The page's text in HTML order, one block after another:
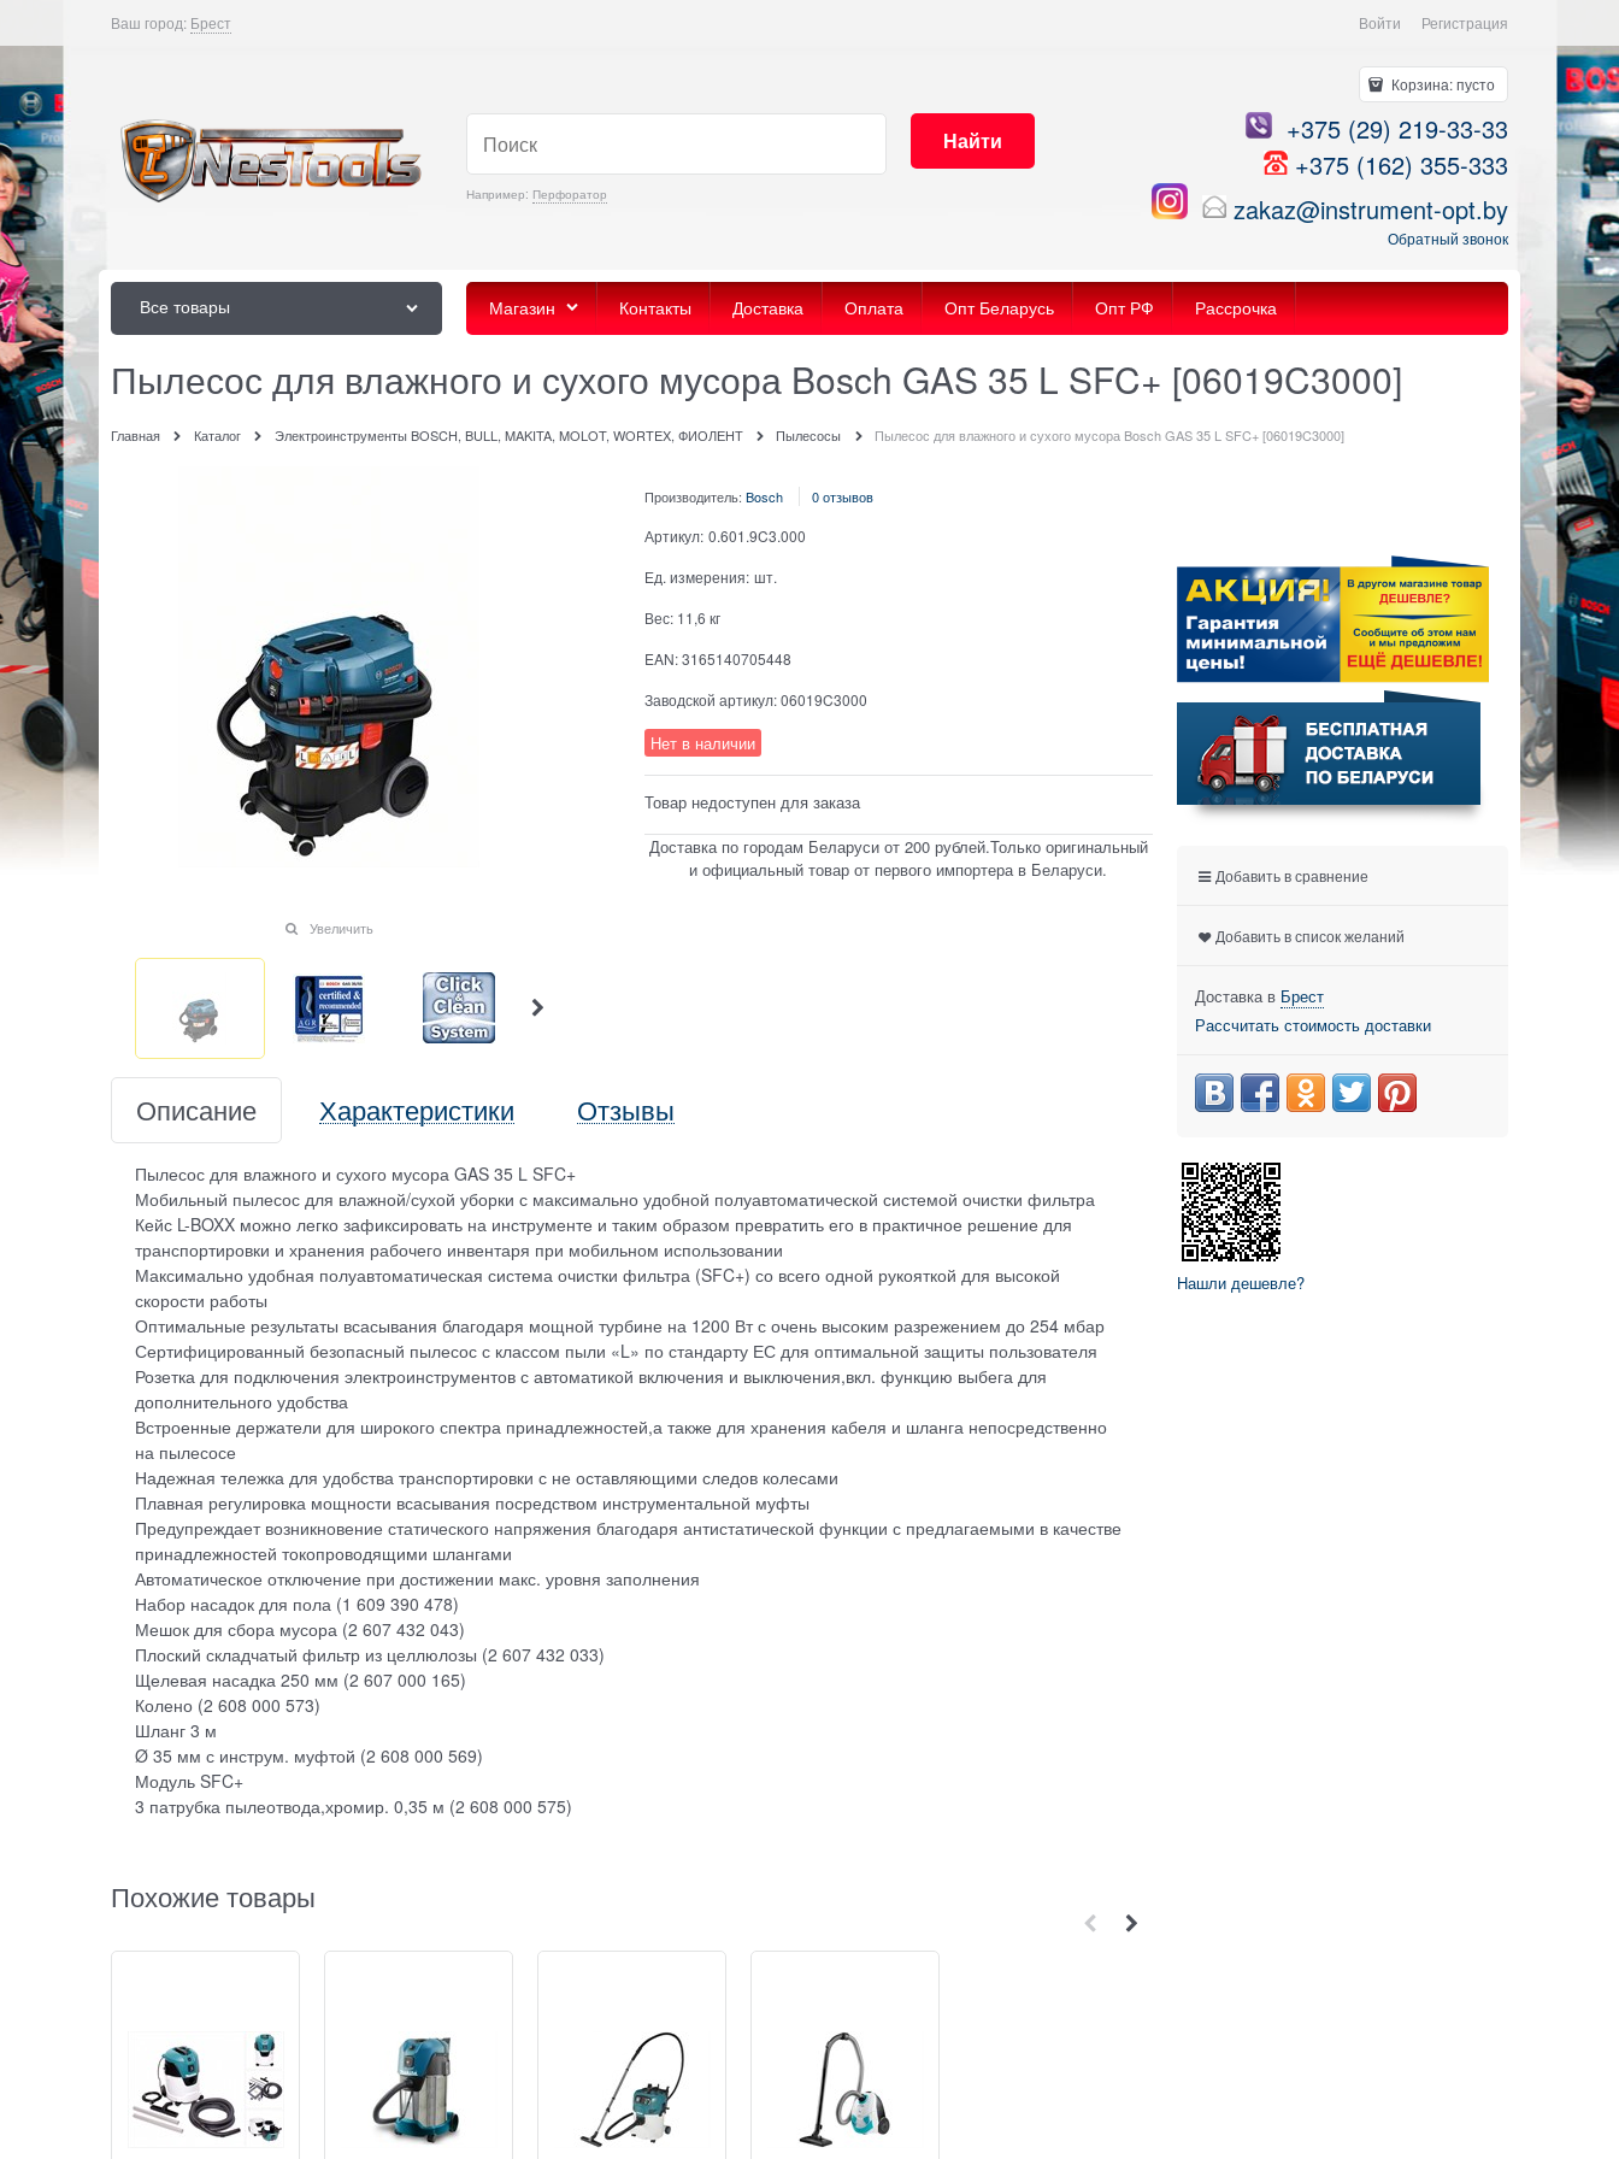
Ваш город: Брест Войти Регистрация
Например: Перфоратор
Найти
Корзина:пусто
+375 (29) 219-33-33
+375 (162) 355-333
zakaz@instrument-opt.by
Обратный звонок
Все товары Магазин Контакты Доставка Оплата Опт Беларусь Опт РФ Рассрочка
Пылесос для влажного и сухого мусора Bosch GAS 35 L SFC+ [06019C3000]
Главная Каталог Электроинструменты BOSCH, BULL, MAKITA, MOLOT, WORTEX, ФИОЛЕНТ Пылесосы Пылесос для влажного и сухого мусора Bosch GAS 35 L SFC+ [06019C3000]
Увеличить
Производитель: Bosch 0 отзывов
Артикул: 0.601.9C3.000
Ед. измерения: шт.
Вес: 11,6 кг
EAN:3165140705448
Заводской артикул:06019C3000
Нет в наличии
Товар недоступен для заказа
Доставка по городам Беларуси от 200 рублей.Только оригинальный
и официальный товар от первого импортера в Беларуси.
Описание Характеристики Отзывы
Пылесос для влажного и сухого мусора GAS 35 L SFC+
Мобильный пылесос для влажной/сухой уборки с максимально удобной полуавтоматической системой очистки фильтра
Кейс L-BOXX можно легко зафиксировать на инструменте и таким образом превратить его в практичное решение для
транспортировки и хранения рабочего инвентаря при мобильном использовании
Максимально удобная полуавтоматическая система очистки фильтра (SFC+) со всего одной рукояткой для высокой
скорости работы
Оптимальные результаты всасывания благодаря мощной турбине на 1200 Вт с очень высоким разрежением до 254 мбар
Сертифицированный безопасный пылесос с классом пыли «L» по стандарту ЕС для оптимальной защиты пользователя
Розетка для подключения электроинструментов с автоматикой включения и выключения,вкл. функцию выбега для
дополнительного удобства
Встроенные держатели для широкого спектра принадлежностей,а также для хранения кабеля и шланга непосредственно
на пылесосе
Надежная тележка для удобства транспортировки с не оставляющими следов колесами
Плавная регулировка мощности всасывания посредством инструментальной муфты
Предупреждает возникновение статического напряжения благодаря антистатической функции с предлагаемыми в качестве
принадлежностей токопроводящими шлангами
Автоматическое отключение при достижении макс. уровня заполнения
Набор насадок для пола (1 609 390 478)
Мешок для сбора мусора (2 607 432 043)
Плоский складчатый фильтр из целлюлозы (2 607 432 033)
Щелевая насадка 250 мм (2 607 000 165)
Колено (2 608 000 573)
Шланг 3 м
Ø 35 мм с инструм. муфтой (2 608 000 569)
Модуль SFC+
3 патрубка пылеотвода,хромир. 0,35 м (2 608 000 575)
Похожие товары
Добавить в сравнение
Добавить в список желаний
Доставка в Брест
Рассчитать стоимость доставки
Нашли дешевле?